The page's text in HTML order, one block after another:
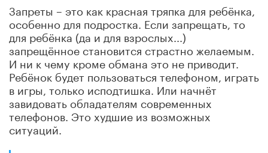
Запреты – это как красная тряпка для ребёнка,
особенно для подростка. Если запрещать, то
для ребёнка (да и для взрослых...)
запрещённое становится страстно желаемым.
И ни к чему кроме обмана это не приводит.
Ребёнок будет пользоваться телефоном, играть
в игры, только исподтишка. Или начнёт
завидовать обладателям современных
телефонов. Это худшие из возможных
ситуаций.